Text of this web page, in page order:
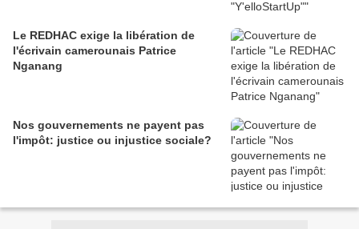
Le REDHAC exige la libération de
l'écrivain camerounais Patrice
Nganang
Nos gouvernements ne payent pas
l'impôt: justice ou injustice sociale?